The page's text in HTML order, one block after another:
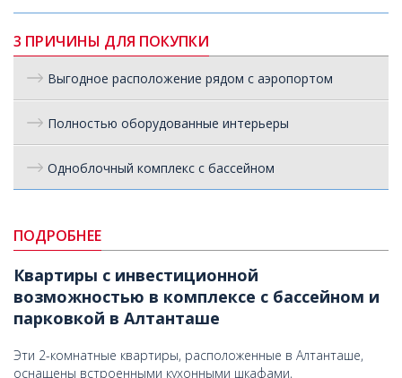
3 ПРИЧИНЫ ДЛЯ ПОКУПКИ
Выгодное расположение рядом с аэропортом
Полностью оборудованные интерьеры
Одноблочный комплекс с бассейном
ПОДРОБНЕЕ
Квартиры с инвестиционной
возможностью в комплексе с бассейном и
парковкой в Алтанташе
Эти 2-комнатные квартиры, расположенные в Алтанташе,
оснащены встроенными кухонными шкафами,